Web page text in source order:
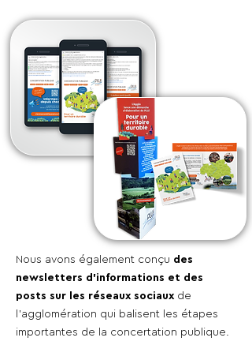
Nous avons également conçu des
newsletters d'informations et des
posts sur les réseaux sociaux de
l'agglomération qui balisent les étapes
importantes de la concertation publique.